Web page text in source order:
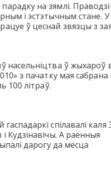
на зямлі.
і эстэтычным стане.
ў цеснай звязцы з
насельніцтва ў жыхароў
з пачатку мая сабрана
100 літраў.
спілавалі каля
Кудзінавічы. А раённыя
дарогу да месца